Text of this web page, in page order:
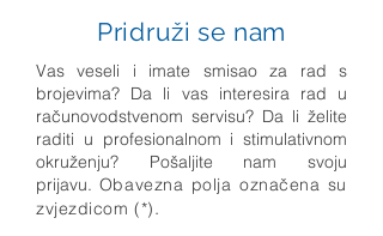
Pridruži se nam
Vas veseli i imate smisao za rad s
brojevima? Da li vas interesira rad u
računovodstvenom servisu? Da li želite
raditi u profesionalnom i stimulativnom
okruženju? Pošaljite nam svoju
prijavu. Obavezna polja označena su
zvjezdicom (*).